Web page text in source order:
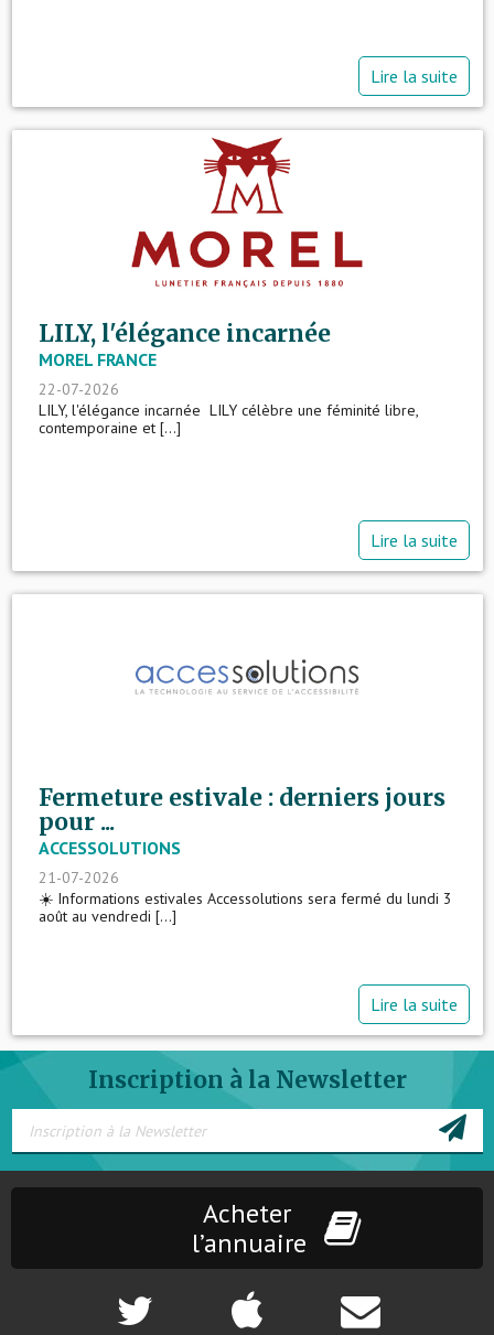
Lire la suite
LILY, l'élégance incarnée
MOREL FRANCE
22-07-2026
LILY, l'élégance incarnée LILY célèbre une féminité libre,
contemporaine et [...]
Lire la suite
Fermeture estivale : derniers jours
pour ...
ACCESSOLUTIONS
21-07-2026
☀️ Informations estivales Accessolutions sera fermé du lundi 3
août au vendredi [...]
Lire la suite
Inscription à la Newsletter
Acheter
l’annuaire